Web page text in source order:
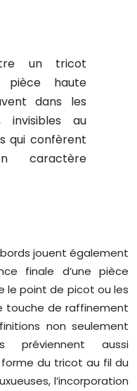
un tricot
haute
dans les
invisibles au
qui confèrent
caractère
jouent également
finale d’une pièce
le point de picot ou les
touche de raffinement
non seulement
préviennent aussi
du tricot au fil du
l’incorporation